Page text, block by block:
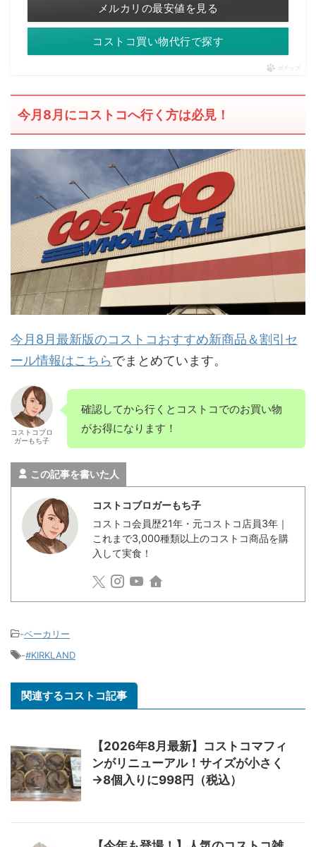
メルカリの最安値を見る
コストコ買い物代行で探す
ポチップ
今月8月にコストコへ行く方は必見！
今月8月最新版のコストコおすすめ新商品＆割引セ
ール情報はこちらでまとめています。
コストコブロ
ガーもち子
確認してから行くとコストコでのお買い物
がお得になります！
この記事を書いた人
コストコブロガーもち子
コストコ会員歴21年・元コストコ店員3年｜
これまで3,000種類以上のコストコ商品を購
入して実食！
-ベーカリー
-#KIRKLAND
関連するコストコ記事
【2026年8月最新】コストコマフィ
ンがリニューアル！サイズが小さく
→8個入りに998円（税込）